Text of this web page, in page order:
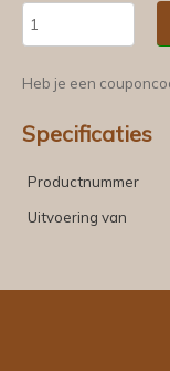
Heb je een
Specificaties
Productnummer
Uitvoering van